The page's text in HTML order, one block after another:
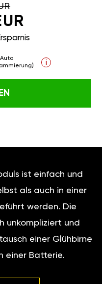
Auto
i
ist einfach und
als auch in einer
werden. Die
unkompliziert und
einer Glühbirne
einer Batterie.